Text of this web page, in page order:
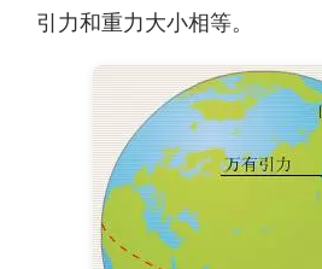
引力和重力大小相等。